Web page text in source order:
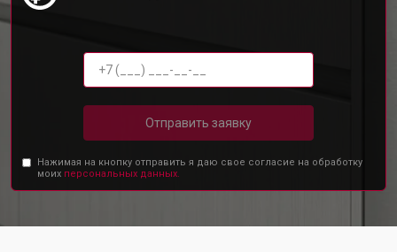
Отправить заявку
Нажимая на кнопку отправить я даю свое согласие на обработку
моих персональных данных.